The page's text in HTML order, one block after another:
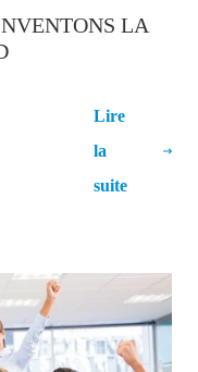
LA
Lire
la
suite